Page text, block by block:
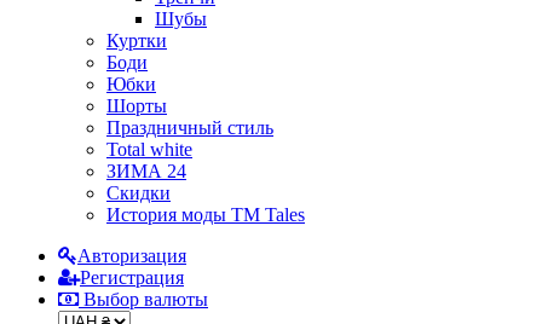
Шубы
Куртки
Боди
Юбки
Шорты
Праздничный стиль
Total white
ЗИМА 24
Скидки
История моды ТМ Tales
Авторизация
Регистрация
Выбор валюты